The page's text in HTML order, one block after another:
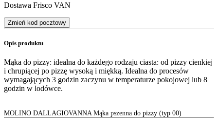
Dostawa Frisco VAN
Zmień kod pocztowy
Opis produktu
Mąka do pizzy: idealna do każdego rodzaju ciasta: od pizzy cienkiej
i chrupiącej po pizzę wysoką i miękką. Idealna do procesów
wymagających 3 godzin zaczynu w temperaturze pokojowej lub 8
godzin w lodówce.
MOLINO DALLAGIOVANNA Mąka pszenna do pizzy (typ 00)